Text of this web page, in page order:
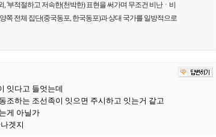
'부적절하고 저속한(천박한) 표현을 써가며 무조건 비난ㆍ비
쪽 전체 집단(중국동포, 한국동포)과 상대 국가를 일방적으로
잇다고 들엇는데
조하는 조선족이 잇으면 주시하고 잇는거 같고
게 아닐가
겟지